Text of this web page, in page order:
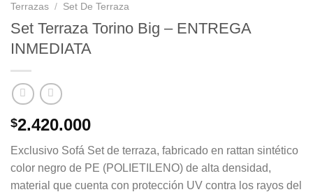
Terrazas / Set De Terraza
Set Terraza Torino Big – ENTREGA
INMEDIATA
$2.420.000
Exclusivo Sofá Set de terraza, fabricado en rattan sintético
color negro de PE (POLIETILENO) de alta densidad,
material que cuenta con protección UV contra los rayos del